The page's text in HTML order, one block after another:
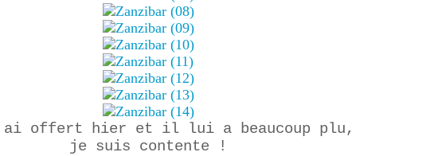
offert hier et il lui a beaucoup plu,
je suis contente !